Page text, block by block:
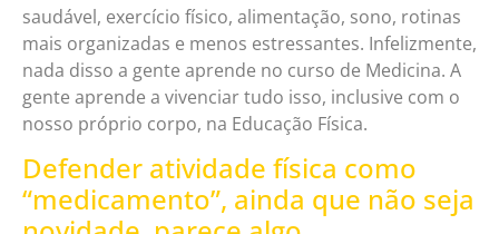
saudável, exercício físico, alimentação, sono, rotinas
mais organizadas e menos estressantes. Infelizmente,
nada disso a gente aprende no curso de Medicina. A
gente aprende a vivenciar tudo isso, inclusive com o
nosso próprio corpo, na Educação Física.
Defender atividade física como
“medicamento”, ainda que não seja